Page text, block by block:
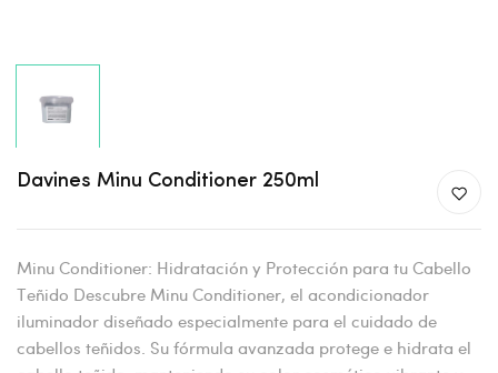
Davines Minu Conditioner 250ml
Minu Conditioner: Hidratación y Protección para tu Cabello
Teñido Descubre Minu Conditioner, el acondicionador
iluminador diseñado especialmente para el cuidado de
cabellos teñidos. Su fórmula avanzada protege e hidrata el